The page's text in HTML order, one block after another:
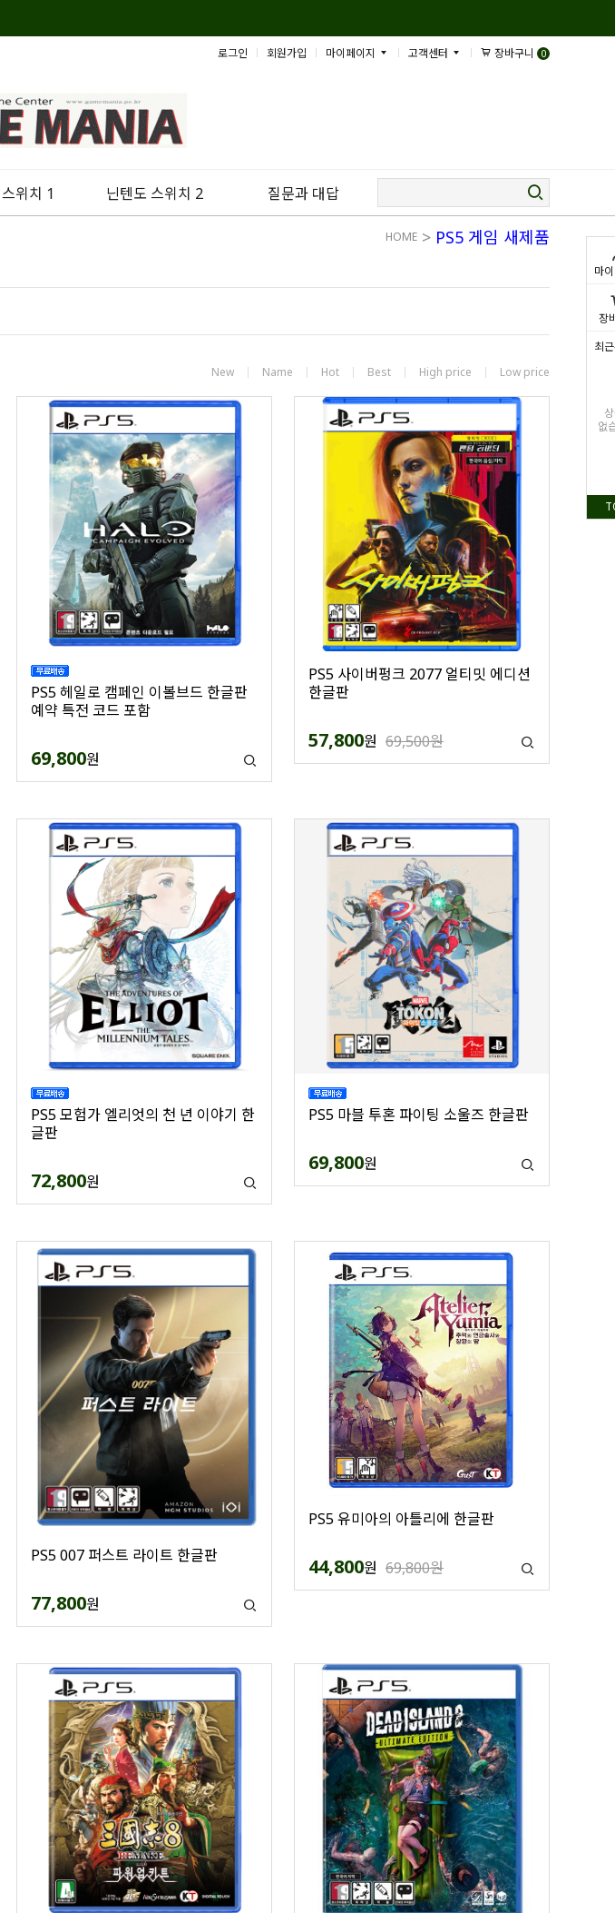
마
장
최
없
로그인 회원가입 마이페이지 고객센터 장바구니 0
위치 1 닌텐도 스위치 2 질문과 대답
HOME > PS5 게임 새제품
New Name Hot Best High price Low price
PS5 헤일로 캠페인 이볼브드 한글판
예약 특전 코드 포함
69,800원
PS5 사이버펑크 2077 얼티밋 에디션
한글판
57,800원 69,500원
PS5 모험가 엘리엇의 천 년 이야기 한
글판
72,800원
PS5 마블 투혼 파이팅 소울즈 한글판
69,800원
PS5 007 퍼스트 라이트 한글판
77,800원
PS5 유미아의 아틀리에 한글판
44,800원 69,800원